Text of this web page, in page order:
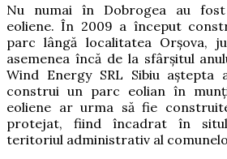
Nu numai în Dobrogea au
eoliene. În 2009 a început
parc lângă localitatea Orșova,
asemenea încă de la sfârșitul
Wind Energy SRL Sibiu aștepta
construi un parc eolian în
eoliene ar urma să fie
protejat, fiind încadrat în
teritoriul administrativ al